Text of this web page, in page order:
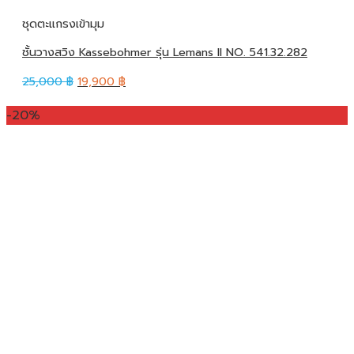
ชุดตะแกรงเข้ามุม
ชั้นวางสวิง Kassebohmer รุ่น Lemans II NO. 541.32.282
25,000฿ 19,900 ฿
-20%